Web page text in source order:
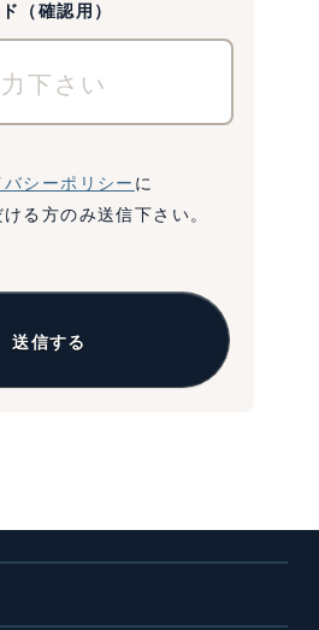
（確認用）
バシーポリシー に
る方のみ送信下さい。